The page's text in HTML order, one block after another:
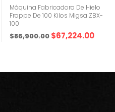
Máquina Fabricadora De Hielo
Frappe De 100 Kilos Migsa ZBX-
100
$86,900.00 $67,224.00